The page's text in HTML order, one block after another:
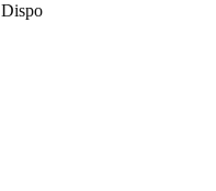
Disponibilités